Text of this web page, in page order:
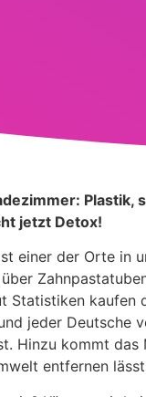
Plastik,
jetzt Detox!
einer der Orte in
Statistiken kaufen
jeder Deutsche
Hinzu kommt
entfernen